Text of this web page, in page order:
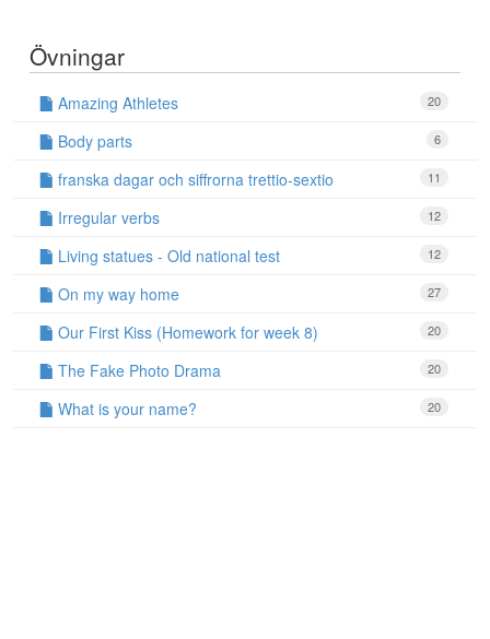
Övningar
20
Amazing Athletes
6
Body parts
11
franska dagar och siffrorna trettio-sextio
12
Irregular verbs
12
Living statues - Old national test
27
On my way home
20
Our First Kiss (Homework for week 8)
20
The Fake Photo Drama
20
What is your name?